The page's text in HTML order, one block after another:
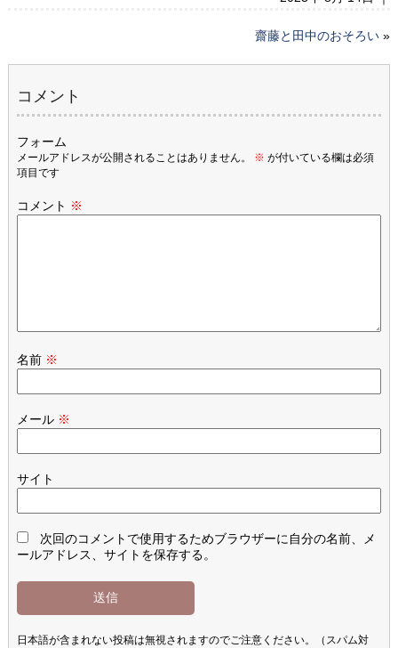
齋藤と田中のおそろい »
コメント
フォーム
メールアドレスが公開されることはありません。 ※ が付いている欄は必須
項目です
コメント ※
名前 ※
メール ※
サイト
次回のコメントで使用するためブラウザーに自分の名前、メ
ールアドレス、サイトを保存する。
日本語が含まれない投稿は無視されますのでご注意ください。（スパム対